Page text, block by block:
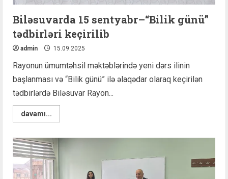
Biləsuvarda 15 sentyabr–“Bilik günü”
tədbirləri keçirilib
admin 15.09.2025
Rayonun ümumtəhsil məktəblərində yeni dərs ilinin
başlanması və “Bilik günü” ilə əlaqədar olaraq keçirilən
tədbirlərdə Biləsuvar Rayon...
davamı...
more
15
sentyabr–“Bilik
günü”
tədbirləri